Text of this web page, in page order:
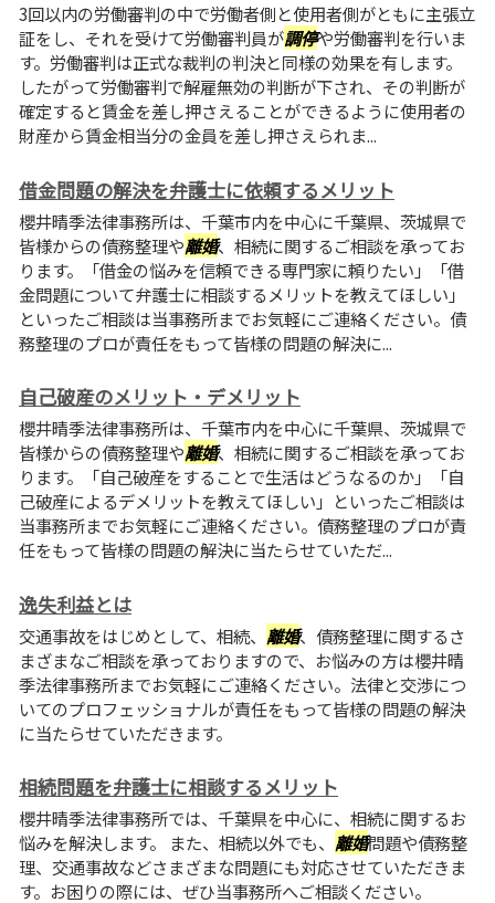
3回以内の労働審判の中で労働者側と使用者側がともに主張立
証をし、それを受けて労働審判員が調停や労働審判を行いま
す。労働審判は正式な裁判の判決と同様の効果を有します。
したがって労働審判で解雇無効の判断が下され、その判断が
確定すると賃金を差し押さえることができるように使用者の
財産から賃金相当分の金員を差し押さえられま...
借金問題の解決を弁護士に依頼するメリット
櫻井晴季法律事務所は、千葉市内を中心に千葉県、茨城県で
皆様からの債務整理や離婚、相続に関するご相談を承ってお
ります。「借金の悩みを信頼できる専門家に頼りたい」「借
金問題について弁護士に相談するメリットを教えてほしい」
といったご相談は当事務所までお気軽にご連絡ください。債
務整理のプロが責任をもって皆様の問題の解決に...
自己破産のメリット・デメリット
櫻井晴季法律事務所は、千葉市内を中心に千葉県、茨城県で
皆様からの債務整理や離婚、相続に関するご相談を承ってお
ります。「自己破産をすることで生活はどうなるのか」「自
己破産によるデメリットを教えてほしい」といったご相談は
当事務所までお気軽にご連絡ください。債務整理のプロが責
任をもって皆様の問題の解決に当たらせていただ...
逸失利益とは
交通事故をはじめとして、相続、 離婚、債務整理に関するさ
まざまなご相談を承っておりますので、お悩みの方は櫻井晴
季法律事務所までお気軽にご連絡ください。法律と交渉につ
いてのプロフェッショナルが責任をもって皆様の問題の解決
に当たらせていただきます。
相続問題を弁護士に相談するメリット
櫻井晴季法律事務所では、千葉県を中心に、相続に関するお
悩みを解決します。 また、相続以外でも、 離婚問題や債務整
理、交通事故などさまざまな問題にも対応させていただきま
す。お困りの際には、ぜひ当事務所へご相談ください。